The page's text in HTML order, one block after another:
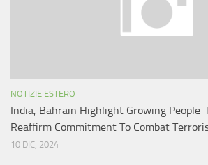
NOTIZIE ESTERO
India, Bahrain Highlight Growing People-
Reaffirm Commitment To Combat
10 DIC, 2024